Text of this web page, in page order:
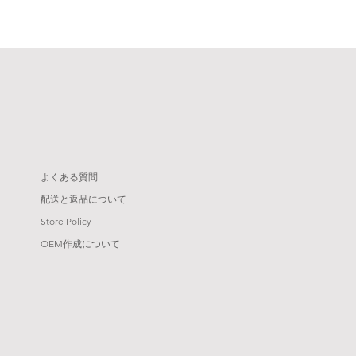
よくある質問
配送と返品について
Store Policy
​​OEM作成について